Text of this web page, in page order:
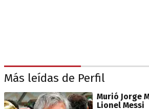
Más leídas de Perfil
Murió Jorge
Lionel Messi